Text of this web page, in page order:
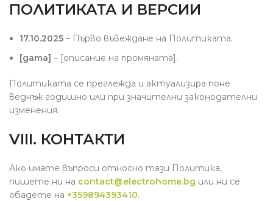
ПОЛИТИКАТА И ВЕРСИИ
17.10.2025 – Първо въвеждане на Политиката.
[дата] – [описание на промяната].
Политиката се преглежда и актуализира поне
веднъж годишно или при значителни законодателни
изменения.
VIII. КОНТАКТИ
Ако имате въпроси относно тази Политика,
пишете ни на contact@electrohome.bg или ни се
обадете на +359894393410.